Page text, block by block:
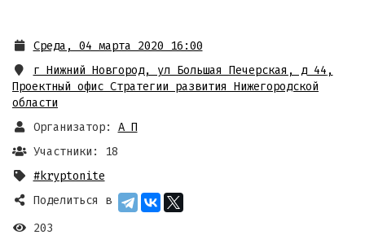
Среда, 04 марта 2020 16:00
г Нижний Новгород, ул Большая Печерская, д 44 ,
Проектный офис Стратегии развития Нижегородской
области
Организатор:
А П
Участники: 18
#kryptonite
Поделиться в
203